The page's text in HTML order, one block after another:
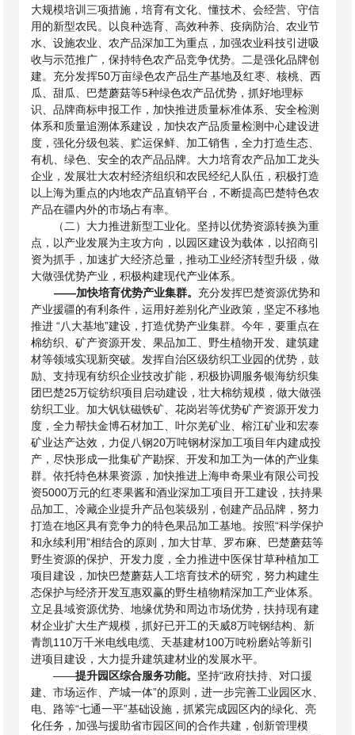
大规模培训三项措施，培育有文化、懂技术、会经营、守信
用的新型农民。以良种选育、高效种养、疫病防治、农业节
水、设施农业、农产品深加工为重点，加强农业科技引进吸
收与示范推广，保持特色农产品竞争优势。二是强化品牌创
建。充分发挥50万亩绿色农产品生产基地及红枣、核桃、西
瓜、甜瓜、巴楚蘑菇等5种绿色农产品优势，抓好地理标
识、品牌商标申报工作，加快推进质量标准体系、安全检测
体系和质量追溯体系建设，加快农产品质量检测中心建设进
度，强化分级包装、贮运保鲜、加工销售，全力打造生态、
有机、绿色、安全的农产品品牌。大力培育农产品加工龙头
企业，发展壮大农村经济组织和农民经纪人队伍，积极打造
以上海为重点的内地农产品直销平台，不断提高巴楚特色农
产品在疆内外的市场占有率。
（二）大力推进新型工业化。坚持以优势资源转换为重
点，以产业发展为主攻方向，以园区建设为载体，以招商引
资为抓手，加速扩大经济总量，推动工业经济转型升级，做
大做强优势产业，积极构建现代产业体系。
——加快培育优势产业集群。 充分发挥巴楚资源优势和
产业援疆的有利条件，运用好差别化产业政策，坚定不移地
推进 “八大基地”建设，打造优势产业集群。今年，要重点在
棉纺织、矿产资源开发、果品加工、野生植物开发、建筑建
材等领域实现新突破。发挥自治区级纺织工业园的优势，鼓
励、支持现有纺织企业技改扩能，积极协调服务银海纺织集
团巴楚25万锭纺织项目启动建设，壮大棉纺规模，做大做强
纺织工业。加大钒钛磁铁矿、花岗岩等优势矿产资源开发力
度，全力帮扶金博石材加工、叶尔羌矿业、榕江矿业和宏泰
矿业达产达效，力促八钢20万吨钢材深加工项目年内建成投
产，尽快形成一批集矿产勘探、开发和加工为一体的产业集
群。依托特色林果资源，加快推进上海申奇果业有限公司投
资5000万元的红枣果酱和酒业深加工项目开工建设，扶持果
品加工、冷藏企业提升产品包装级别，创建产品品牌，努力
打造在地区具有竞争力的特色果品加工基地。按照“科学保护
和永续利用”相结合的原则，加大甘草、罗布麻、巴楚蘑菇等
野生资源的保护、开发力度，全力推进中医保甘草种植加工
项目建设，加快巴楚蘑菇人工培育技术的研究，努力构建生
态保护与经济开发互惠双赢的野生植物精深加工产业体系。
立足县域资源优势、地缘优势和周边市场优势，扶持现有建
材企业扩大生产规模，抓好已开工的天威8万吨钢结构、新
青凯110万千米电线电缆、天基建材100万吨粉磨站等新引
进项目建设，大力提升建筑建材业的发展水平。
——提升园区综合服务功能。 坚持“政府扶持、对口援
建、市场运作、产城一体”的原则，进一步完善工业园区水、
电、路等“七通一平”基础设施，抓紧完成园区内的绿化、亮
化任务，加强与援助省市园区间的合作共建，创新管理模